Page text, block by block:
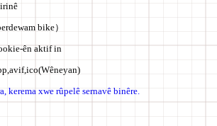
bike）
ên aktif in
(Wêneyan)
kerema xwe rûpelê sernavê binêre.